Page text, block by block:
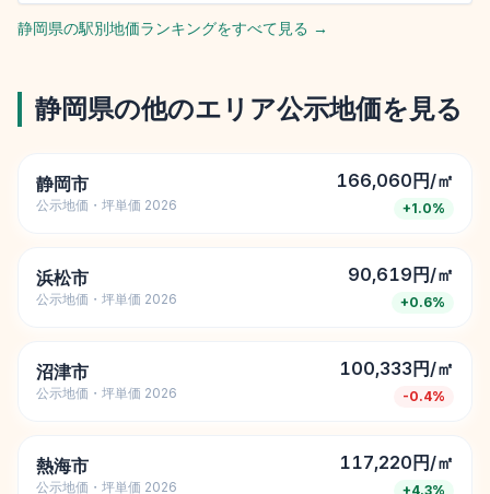
静岡県の駅別地価ランキングをすべて見る →
静岡県の他のエリア公示地価を見る
静岡市
公示地価・坪単価 2026
166,060円/㎡
+1.0%
浜松市
公示地価・坪単価 2026
90,619円/㎡
+0.6%
沼津市
公示地価・坪単価 2026
100,333円/㎡
-0.4%
熱海市
公示地価・坪単価 2026
117,220円/㎡
+4.3%